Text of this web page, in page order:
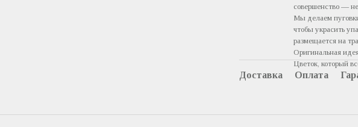
совершенство —
Мы делаем
чтобы украсить
размещается на
Оригинальная
Цветок, который
Доставка Оплата